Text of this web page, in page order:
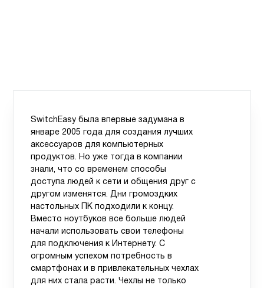
SwitchEasy была впервые задумана в
январе 2005 года для создания лучших
аксессуаров для компьютерных
продуктов. Но уже тогда в компании
знали, что со временем способы
доступа людей к сети и общения друг с
другом изменятся. Дни громоздких
настольных ПК подходили к концу.
Вместо ноутбуков все больше людей
начали использовать свои телефоны
для подключения к Интернету. С
огромным успехом потребность в
смартфонах и в привлекательных чехлах
для них стала расти. Чехлы не только